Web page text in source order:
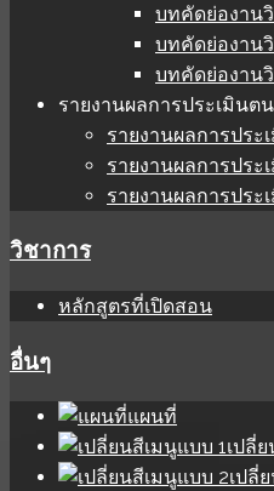
บทคัดย่องาน
บทคัดย่องาน
บทคัดย่องาน
รายงานผลการประเมินตน
รายงานผลการประ
รายงานผลการประ
รายงานผลการประ
วิชาการ
หลักสูตรที่เปิดสอน
อื่นๆ
แผนที่
เปลี่
เปลี่